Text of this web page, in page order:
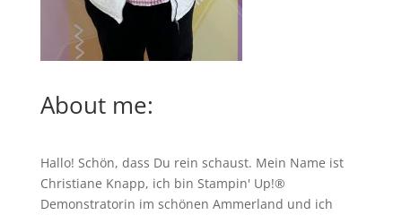
About me:
Hallo! Schön, dass Du rein schaust. Mein Name ist
Christiane Knapp, ich bin Stampin' Up!®
Demonstratorin im schönen Ammerland und ich